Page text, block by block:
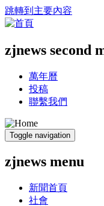
跳轉到主要內容
zjnews second
萬年曆
投稿
聯繫我們
Toggle navigation
zjnews menu
新聞首頁
社會